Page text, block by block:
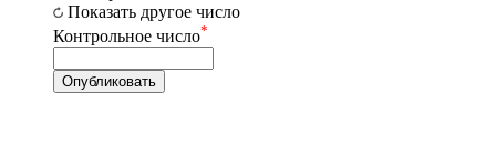
Показать другое число
Контрольное число*